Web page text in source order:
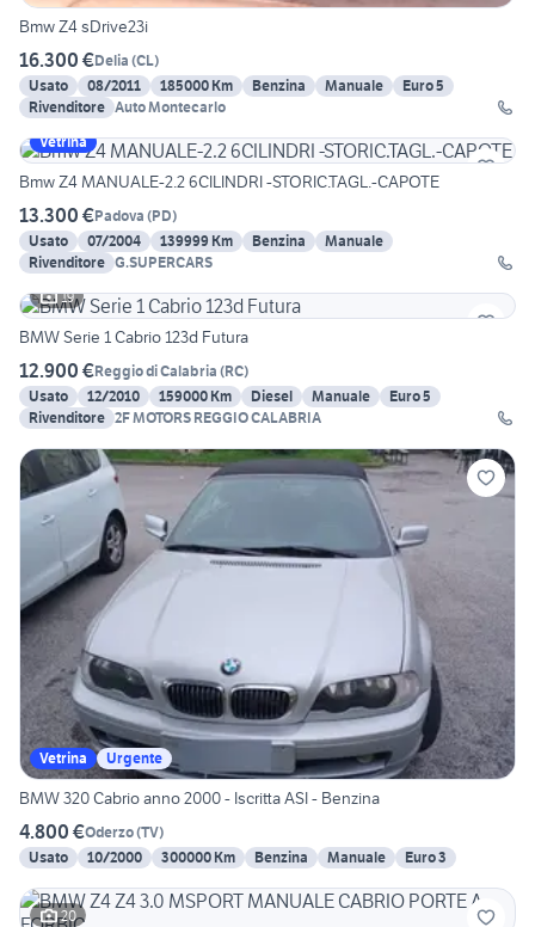
Bmw Z4 sDrive23i
16.300 €Delia (CL)
Usato
08/2011 185000 Km Benzina Manuale
Euro 5
Rivenditore Auto Montecarlo
Vetrina
Bmw Z4 MANUALE-2.2 6CILINDRI -STORIC.TAGL.-CAPOTE
13.300 €Padova (PD)
Usato
07/2004 139999 Km Benzina
Manuale
Rivenditore G.SUPERCARS
19
BMW Serie 1 Cabrio 123d Futura
12.900 €Reggio di Calabria (RC)
Usato
12/2010 159000 Km Diesel Manuale
Euro 5
Rivenditore 2F MOTORS REGGIO CALABRIA
Vetrina Urgente
BMW 320 Cabrio anno 2000 - Iscritta ASI - Benzina
4.800 €Oderzo(TV)
Usato
10/2000 300000 Km Benzina Manuale Euro 3
20